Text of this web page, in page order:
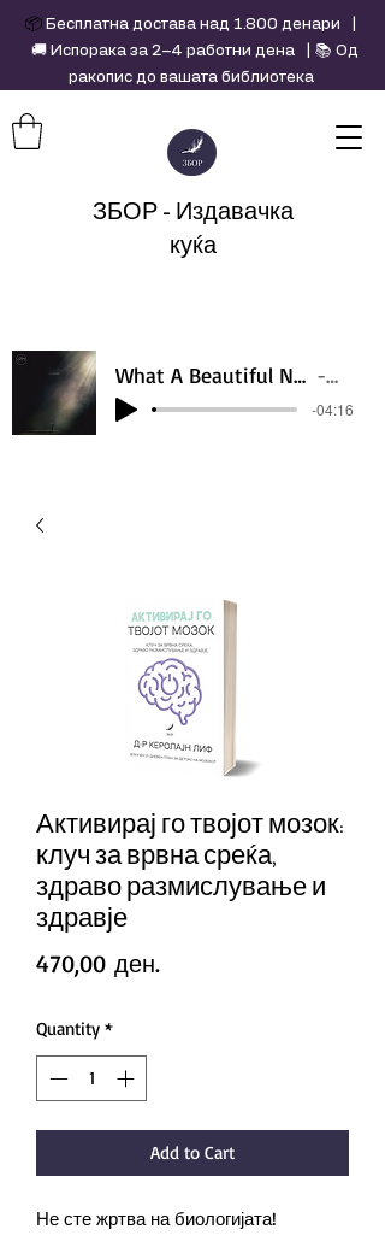
ЗБОР - Издавачка
куќа
What A Beautiful Name - Hillsong - Violin cover by Daniel Jang Artist
-04:16
📦 Бесплатна достава над 1.800 денари |
🚚 Испорака за 2–4 работни дена | 📚 Од
ракопис до вашата библиотека
Активирај го твојот мозок:
клуч за врвна среќа,
здраво размислување и
здравје
470,00 ден.
Quantity *
Add to Cart
Не сте жртва на биологијата!